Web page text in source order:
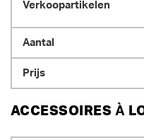
ACCESSOIRES À